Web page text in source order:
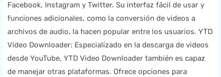
Facebook, Instagram y Twitter. Su interfaz fácil de usar y
funciones adicionales, como la conversión de videos a
archivos de audio, la hacen popular entre los usuarios. YTD
Video Downloader: Especializado en la descarga de videos
desde YouTube, YTD Video Downloader también es capaz
de manejar otras plataformas. Ofrece opciones para